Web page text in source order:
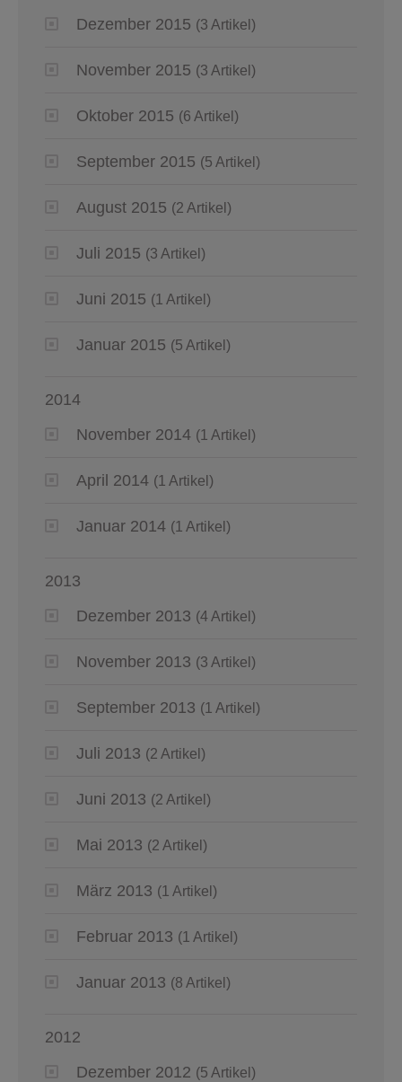
Dezember 2015 (3 Artikel)
November 2015 (3 Artikel)
Oktober 2015 (6 Artikel)
September 2015 (5 Artikel)
August 2015 (2 Artikel)
Juli 2015 (3 Artikel)
Juni 2015 (1 Artikel)
Januar 2015 (5 Artikel)
2014
November 2014 (1 Artikel)
April 2014 (1 Artikel)
Januar 2014 (1 Artikel)
2013
Dezember 2013 (4 Artikel)
November 2013 (3 Artikel)
September 2013 (1 Artikel)
Juli 2013 (2 Artikel)
Juni 2013 (2 Artikel)
Mai 2013 (2 Artikel)
März 2013 (1 Artikel)
Februar 2013 (1 Artikel)
Januar 2013 (8 Artikel)
2012
Dezember 2012 (5 Artikel)